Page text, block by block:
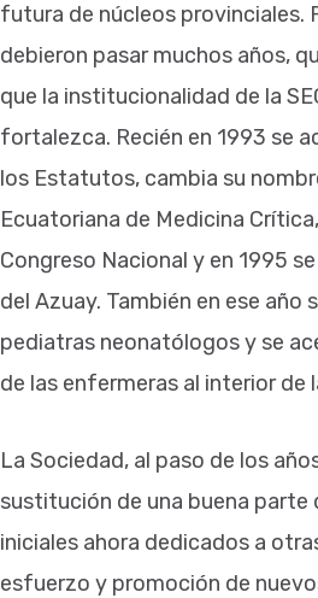
futura de núcleos provinciales.
debieron pasar muchos años,
que la institucionalidad de la
fortalezca. Recién en 1993 se
los Estatutos, cambia su
Ecuatoriana de Medicina
Congreso Nacional y en 1995
del Azuay. También en ese año
pediatras neonatólogos y se
de las enfermeras al interior de
La Sociedad, al paso de los
sustitución de una buena parte
iniciales ahora dedicados a
esfuerzo y promoción de